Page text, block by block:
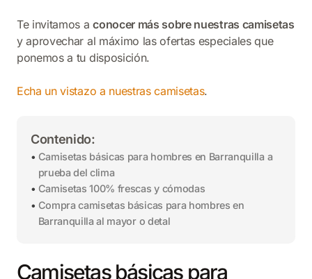
Te invitamos aconocer más sobre nuestras camisetas
y aprovechar al máximo las ofertas especiales que
ponemos a tu disposición.
Echa un vistazo a nuestras camisetas.
Contenido:
Camisetas básicas para hombres en Barranquilla a
prueba del clima
Camisetas 100% frescas y cómodas
Compra camisetas básicas para hombres en
Barranquilla al mayor o detal
Camisetas básicas para